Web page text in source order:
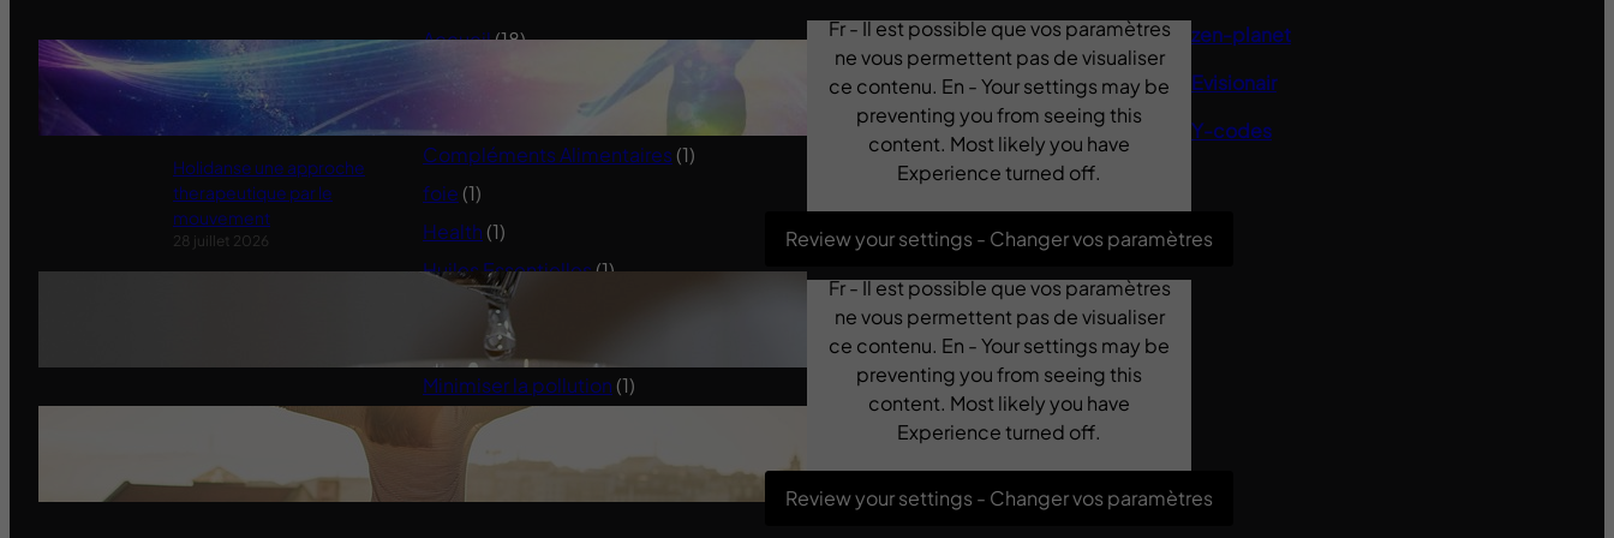
Ensemble pour retrouver notre
souveraineté
11 janvier 2022
Holidanse une approche
therapeutique par le
mouvement
28 juillet 2026
Miracle Morning-Les
14 mars 2024
Accueil(18)
Compléments Alimentaires (1)
foie (1)
Health (1)
Huiles Essentielles(1)
Infos du site
Méditation – Spiritualité
Minimiser la pollution (1)
Santé(5)
Fr - Il est possible que vos paramètres
ne vous permettent pas de visualiser
ce contenu. En - Your settings may be
preventing you from seeing this
content. Most likely you have
Experience turned off.
Review your settings - Changer vos paramètres
Fr - Il est possible que vos paramètres
ne vous permettent pas de visualiser
ce contenu. En - Your settings may be
preventing you from seeing this
content. Most likely you have
Experience turned off.
Review your settings - Changer vos paramètres
zen-planet
Evisionair
Y-codes